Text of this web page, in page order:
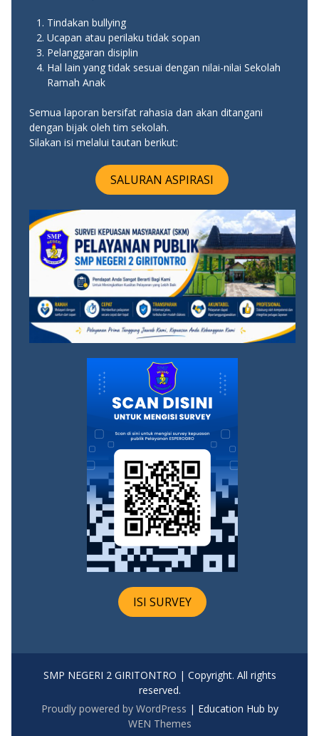
Tindakan bullying
Ucapan atau perilaku tidak sopan
Pelanggaran disiplin
Hal lain yang tidak sesuai dengan nilai-nilai Sekolah
Ramah Anak
Semua laporan bersifat rahasia dan akan ditangani
dengan bijak oleh tim sekolah.
Silakan isi melalui tautan berikut:
SALURAN ASPIRASI
ISI SURVEY
SMP NEGERI 2 GIRITONTRO | Copyright. All rights
reserved.
Proudly powered by WordPress | Education Hub by
WEN Themes